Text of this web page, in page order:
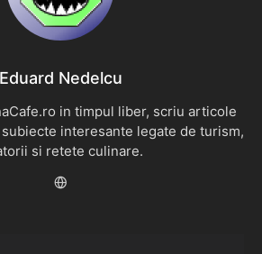
Eduard Nedelcu
in timpul liber, scriu articole
interesante legate de turism,
si retete culinare.